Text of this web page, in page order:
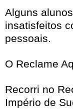
Alguns
insatisfeitos
pessoais.
O Reclame
Recorri no
Império de